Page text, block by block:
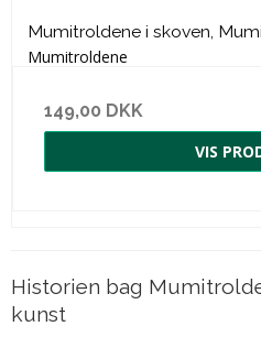
Mumitroldene i skoven,
Mumitroldene
149,00 DKK
VIS
Historien bag
kunst